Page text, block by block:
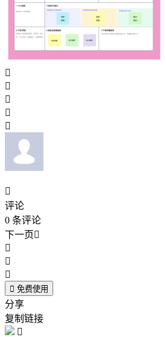






评论
0 条评论
下一页



 免费使用
分享
复制链接
